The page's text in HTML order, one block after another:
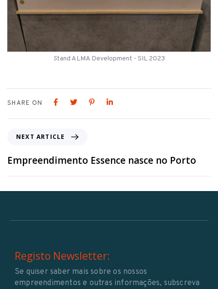
Stand ALMA Development - SIL 2023
SHARE ON
NEXT ARTICLE
Empreendimento Essence nasce no Porto
Registo Newsletter:
Se quiser saber mais sobre os nossos
empreendimentos e outras informações, subscreva